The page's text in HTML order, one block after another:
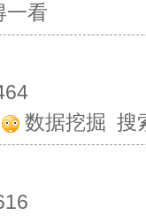
一看
数据挖掘 搜